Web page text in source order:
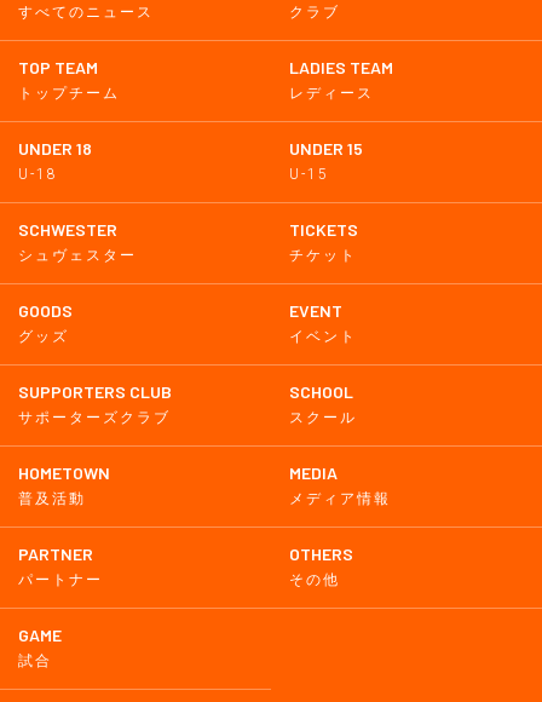
すべてのニュース クラブ
TOP TEAM
トップチーム
LADIES TEAM
レディース
UNDER 18
U-18
UNDER 15
U-15
SCHWESTER
シュヴェスター
TICKETS
チケット
GOODS
グッズ
EVENT
イベント
SUPPORTERS CLUB
サポーターズクラブ
SCHOOL
スクール
HOMETOWN
普及活動
MEDIA
メディア情報
PARTNER
パートナー
OTHERS
その他
GAME
試合